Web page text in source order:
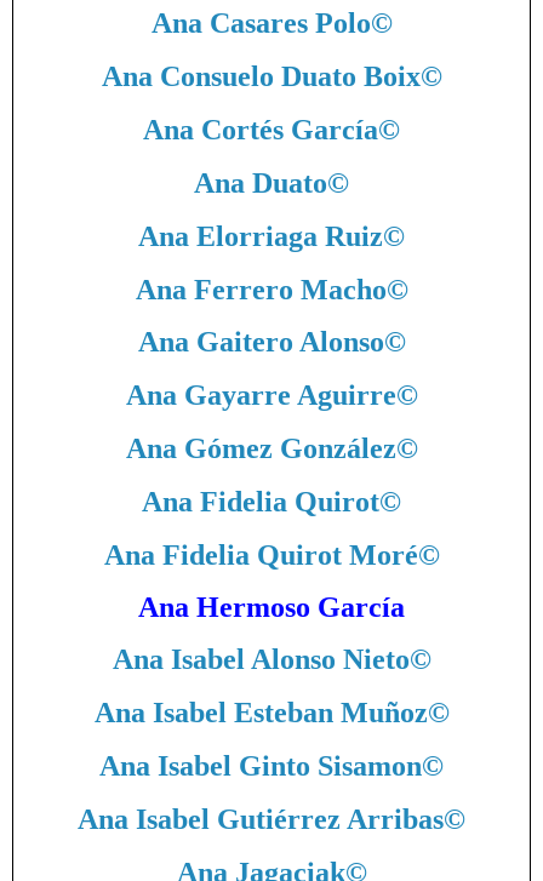
Ana Casares Polo©
Ana Consuelo Duato Boix©
Ana Cortés García©
Ana Duato©
Ana Elorriaga Ruiz©
Ana Ferrero Macho©
Ana Gaitero Alonso©
Ana Gayarre Aguirre©
Ana Gómez González©
Ana Fidelia Quirot©
Ana Fidelia Quirot Moré©
Ana Hermoso García
Ana Isabel Alonso Nieto©
Ana Isabel Esteban Muñoz©
Ana Isabel Ginto Sisamon©
Ana Isabel Gutiérrez Arribas©
Ana Jagaciak©